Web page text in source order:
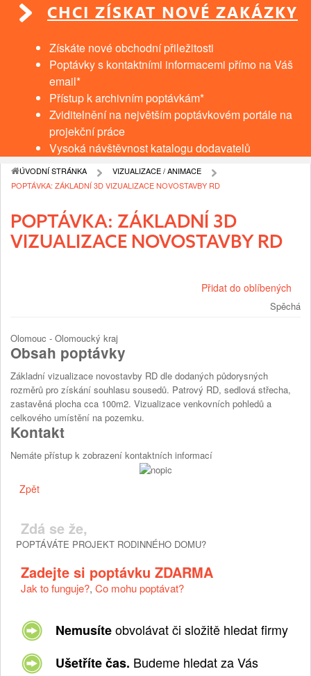
CHCI ZÍSKAT NOVÉ ZAKÁZKY
Získáte nové obchodní přiležitosti
Poptávky s kontaktními informacemi přímo na Váš
email*
Přístup k archivním poptávkám*
Zviditelnění na největším poptávkovém portále na
projekční práce
Vysoká návštěvnost katalogu dodavatelů
ÚVODNÍ STRÁNKA
VIZUALIZACE / ANIMACE
POPTÁVKA: ZÁKLADNÍ 3D VIZUALIZACE NOVOSTAVBY RD
POPTÁVKA: ZÁKLADNÍ 3D
VIZUALIZACE NOVOSTAVBY RD
Přidat do oblíbených
Spěchá
Olomouc - Olomoucký kraj
Obsah poptávky
Základní vizualizace novostavby RD dle dodaných půdorysných
rozměrů pro získání souhlasu sousedů. Patrový RD, sedlová střecha,
zastavěná plocha cca 100m2. Vizualizace venkovních pohledů a
celkového umístění na pozemku.
Kontakt
Nemáte přístup k zobrazení kontaktních informací
Zpět
Zdá se že,
POPTÁVÁTE PROJEKT RODINNÉHO DOMU?
Zadejte si poptávku ZDARMA
Jak to funguje?, Co mohu poptávat?
Nemusíteobvolávat či složitě hledat firmy
Ušetříte čas. Budeme hledat za Vás